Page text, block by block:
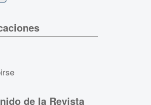
de la Revista